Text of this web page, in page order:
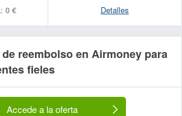
0 € Detalles
de reembolso en Airmoney para
fieles
Accede a la oferta